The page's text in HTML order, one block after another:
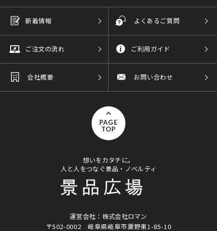
新着情報 よくあるご質問
ご注文の流れ ご利用ガイド
会社概要 お問い合わせ
PAGE
TOP
想いをカタチに。
人と人をつなぐ景品・ノベルティ
運営会社：株式会社ロマン
〒502-0002岐阜県岐阜市粟野東1-85-10